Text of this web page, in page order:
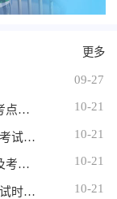
更多
09-27
2021年10-12月苏州健雄职业技术学院托福考点及考试时间详情介绍 10-21
2022年1-12月苏州国际预科学校托福考点及考试时间详情介绍 10-21
2021年10-12月苏州国际预科学校托福考点及考试时间详情介绍 10-21
2022年1-12月西交利物浦大学托福考点及考试时间详情介绍 10-21